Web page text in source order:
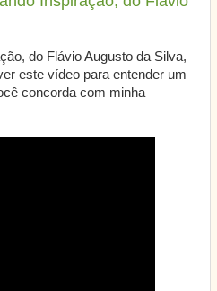
do Flávio Augusto da Silva,
este vídeo para entender um
concorda com minha